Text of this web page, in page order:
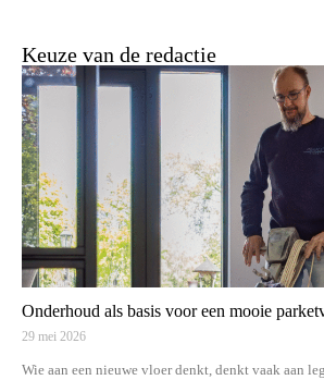
Keuze van de redactie
Onderhoud als basis voor een mooie
29 mei 2026
Wie aan een nieuwe vloer denkt, denkt vaak aan